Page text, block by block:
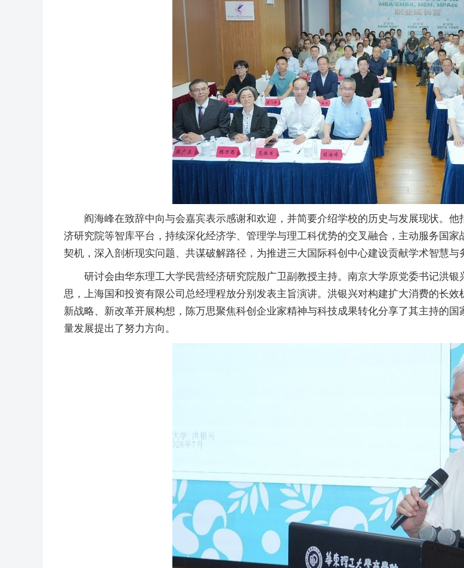
阎海峰在致辞中向与会嘉宾表示感谢和欢迎，并简要介绍学校的历史与发展现状。
济研究院等智库平台，持续深化经济学、管理学与理工科优势的交叉融合，主动服务国
契机，深入剖析现实问题、共谋破解路径，为推进三大国际科创中心建设贡献学术智慧与
研讨会由华东理工大学民营经济研究院殷广卫副教授主持。南京大学原党委书记洪
思，上海国和投资有限公司总经理程放分别发表主旨演讲。洪银兴对构建扩大消费的长
新战略、新改革开展构想，陈万思聚焦科创企业家精神与科技成果转化分享了其主持的
量发展提出了努力方向。